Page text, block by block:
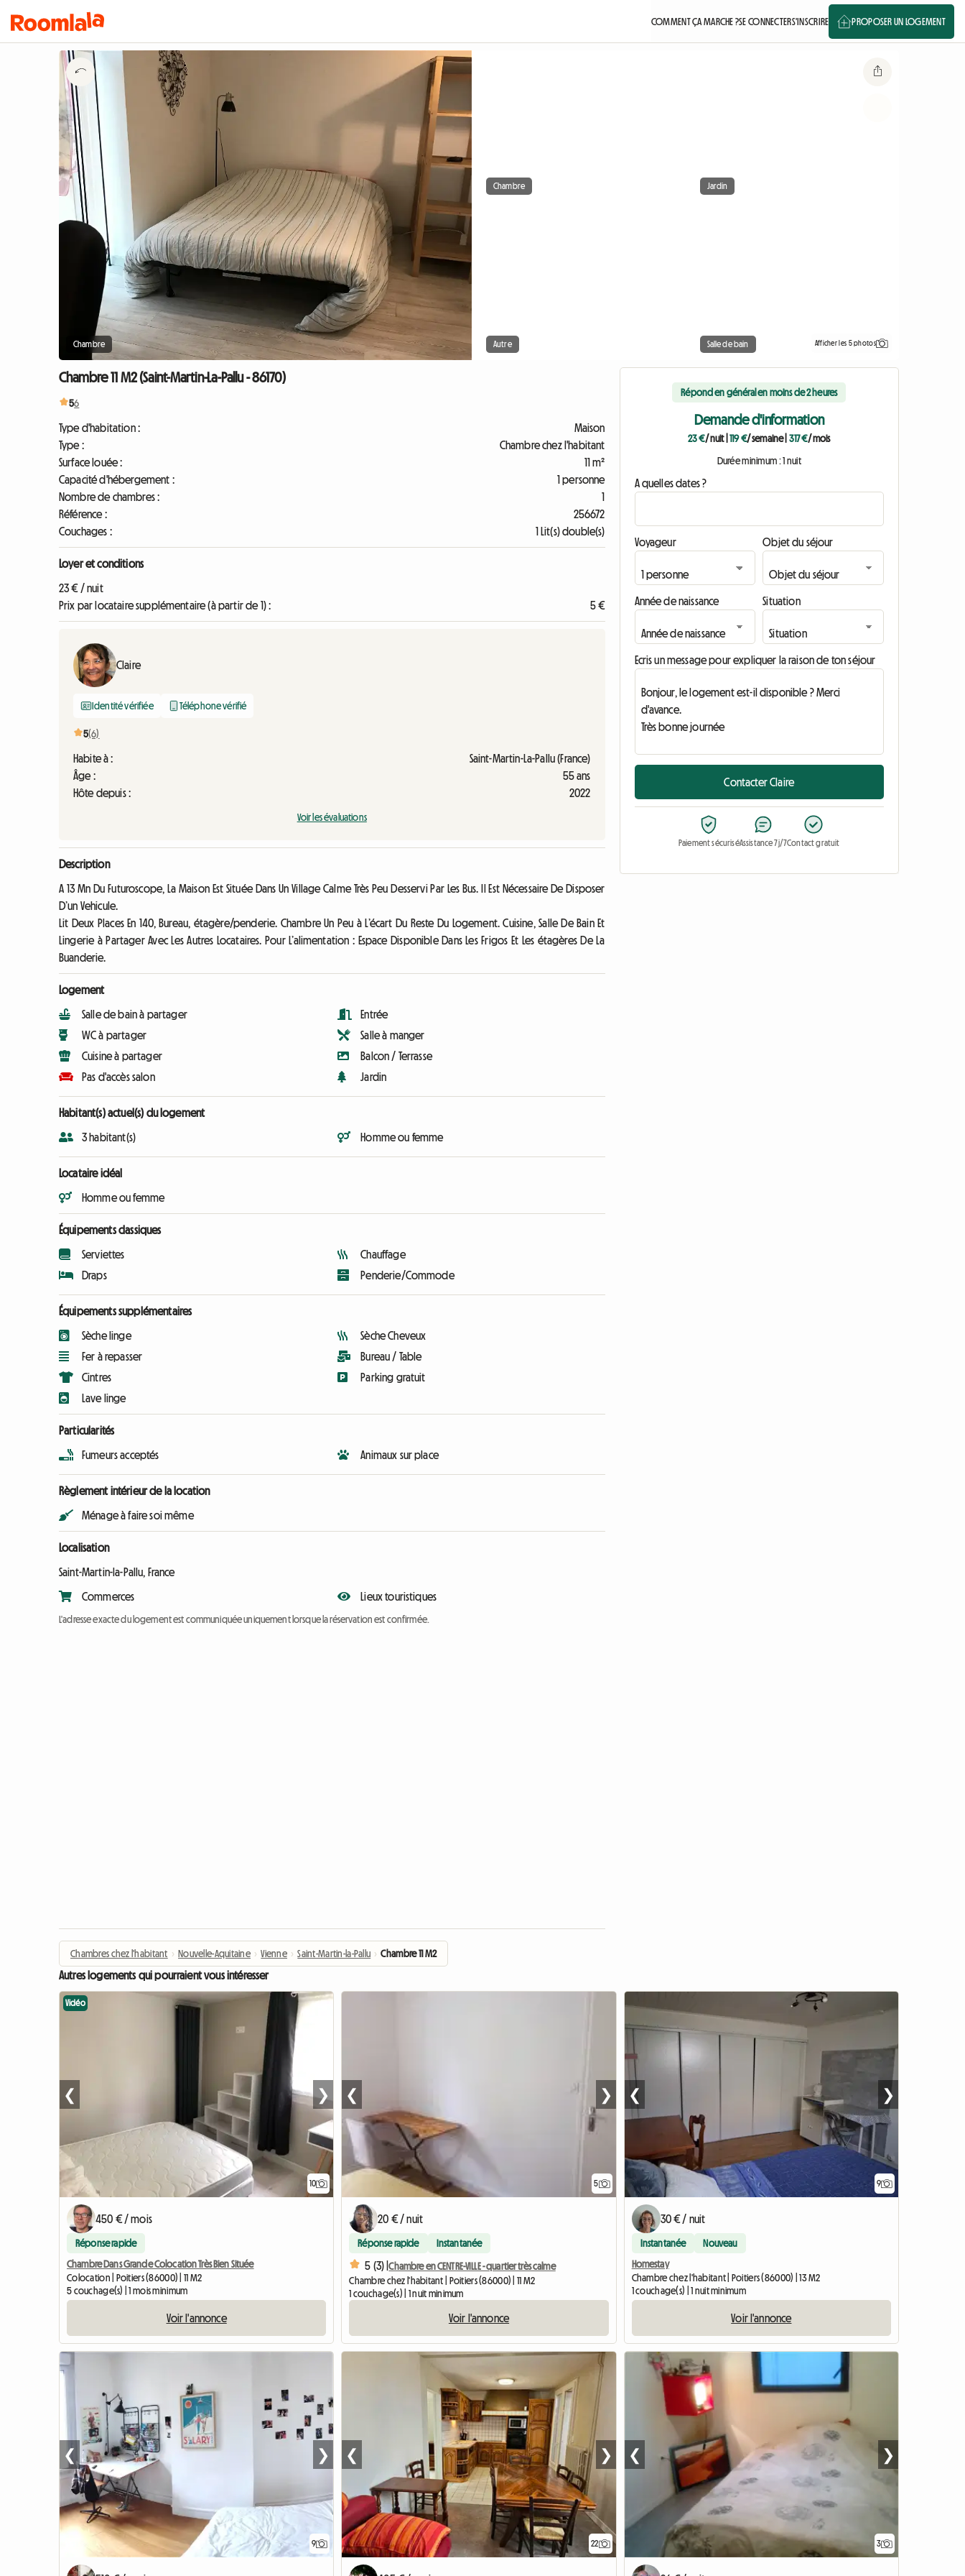
COMMENT ÇA MARCHE ?SE CONNECTERS'INSCRIRE PROPOSER UN LOGEMENT
Chambre
Chambre Jardin
Autre Salle de bain Afficher les 5 photos
Chambre 11 M2 (Saint-Martin-La-Pallu - 86170)
56
Type d'habitation :
Maison
Type :
Chambre chez l'habitant
Surface louée :
11 m²
Capacité d'hébergement :
1 personne
Nombre de chambres :
1
Référence :
256672
Couchages :
1 Lit(s) double(s)
Loyer et conditions
23 € / nuit
Prix par locataire supplémentaire (à partir de 1) :
5 €
Claire
Identité vérifiée Téléphone vérifié
5(6)
Habite à :
Saint-Martin-La-Pallu (France)
Âge :
55 ans
Hôte depuis :
2022
Voir les évaluations
Description
A 13 Mn Du Futuroscope, La Maison Est Située Dans Un Village Calme Très Peu Desservi Par Les Bus. Il Est Nécessaire De Disposer
D’un Vehicule.
Lit Deux Places En 140, Bureau, étagère/penderie. Chambre Un Peu à L’écart Du Reste Du Logement. Cuisine, Salle De Bain Et
Lingerie à Partager Avec Les Autres Locataires. Pour L’alimentation : Espace Disponible Dans Les Frigos Et Les étagères De La
Buanderie.
Logement
Salle de bain à partager
WC à partager
Cuisine à partager
Pas d'accès salon
Entrée
Salle à manger
Balcon / Terrasse
Jardin
Habitant(s) actuel(s) du logement
3 habitant(s) Homme ou femme
Locataire idéal
Homme ou femme
Équipements classiques
Serviettes
Draps
Chauffage
Penderie/Commode
Équipements supplémentaires
Sèche linge
Fer à repasser
Cintres
Lave linge
Sèche Cheveux
Bureau / Table
Parking gratuit
Particularités
Fumeurs acceptés Animaux sur place
Règlement intérieur de la location
Ménage à faire soi même
Localisation
Saint-Martin-la-Pallu, France
Commerces Lieux touristiques
L'adresse exacte du logement est communiquée uniquement lorsque la réservation est confirmée.
Répond en général en moins de 2 heures
Demande d'information
23 €/ nuit|119 €/ semaine| 317 €/ mois
Durée minimum : 1 nuit
A quelles dates ?
Voyageur Objet du séjour
Année de naissance Situation
Ecris un message pour expliquer la raison de ton séjour
Contacter Claire
Paiement sécuriséAssistance 7j/7Contact gratuit
Chambres chez l'habitant › Nouvelle-Aquitaine › Vienne › Saint-Martin-la-Pallu › Chambre 11 M2
Autres logements qui pourraient vous intéresser
10
Vidéo
❮ ❯
450 € / mois
Réponse rapide
Chambre Dans Grande Colocation Très Bien Située
Colocation | Poitiers (86000) | 11 M2
5 couchage(s) | 1 mois minimum
Voir l'annonce
5
❮ ❯
20 € / nuit
Réponse rapide Instantanée
5 (3) |Chambre en CENTRE-VILLE - quartier très calme
Chambre chez l'habitant | Poitiers (86000) | 11 M2
1 couchage(s) | 1 nuit minimum
Voir l'annonce
9
❮ ❯
30 € / nuit
Instantanée Nouveau
Homestay
Chambre chez l'habitant | Poitiers (86000) | 13 M2
1 couchage(s) | 1 nuit minimum
Voir l'annonce
9
❮ ❯
22
❮ ❯
3
❮ ❯